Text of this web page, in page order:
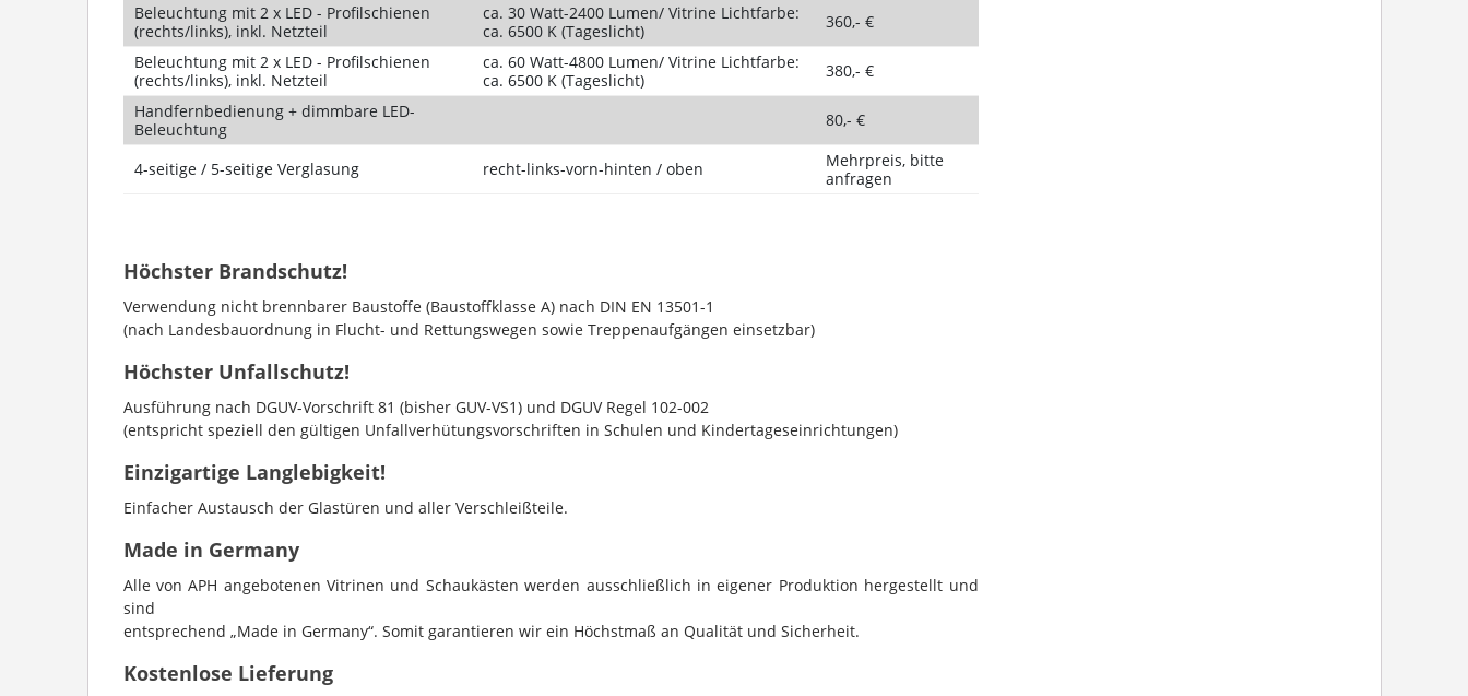
Beleuchtung mit 2 x LED - Profilschienen
(rechts/links), inkl. Netzteil
ca. 30 Watt-2400 Lumen/ Vitrine Lichtfarbe:
ca. 6500 K (Tageslicht)
360,- €
Beleuchtung mit 2 x LED - Profilschienen
(rechts/links), inkl. Netzteil
ca. 60 Watt-4800 Lumen/ Vitrine Lichtfarbe:
ca. 6500 K (Tageslicht)
380,- €
Handfernbedienung + dimmbare LED-
Beleuchtung
80,- €
4-seitige / 5-seitige Verglasung recht-links-vorn-hinten / oben
Mehrpreis, bitte
anfragen
Höchster Brandschutz!
Verwendung nicht brennbarer Baustoffe (Baustoffklasse A) nach DIN EN 13501-1
(nach Landesbauordnung in Flucht- und Rettungswegen sowie Treppenaufgängen einsetzbar)
Höchster Unfallschutz!
Ausführung nach DGUV-Vorschrift 81 (bisher GUV-VS1) und DGUV Regel 102-002
(entspricht speziell den gültigen Unfallverhütungsvorschriften in Schulen und Kindertageseinrichtungen)
Einzigartige Langlebigkeit!
Einfacher Austausch der Glastüren und aller Verschleißteile.
Made in Germany
Alle von APH angebotenen Vitrinen und Schaukästen werden ausschließlich in eigener Produktion hergestellt und
sind
entsprechend „Made in Germany“. Somit garantieren wir ein Höchstmaß an Qualität und Sicherheit.
Kostenlose Lieferung